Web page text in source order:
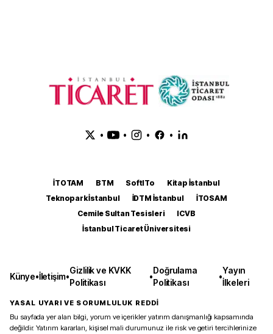
• • • •
İTOTAM BTM SoftITo
Kitap İstanbul
Teknopark İstanbul
İDTM İstanbul
İTOSAM
Cemile Sultan Tesisleri
ICVB
İstanbul Ticaret Üniversitesi
Künye•İletişim•
Gizlilik ve KVKK
Politikası
•
Doğrulama
Politikası
•
Yayın
İlkeleri
YASAL UYARI VE SORUMLULUK REDDİ
Bu sayfada yer alan bilgi, yorum ve içerikler yatırım danışmanlığı kapsamında
değildir. Yatırım kararları, kişisel mali durumunuz ile risk ve getiri tercihlerinize